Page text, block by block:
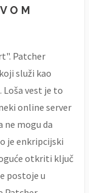
Patcher
služi kao
vest je to
online server
ne mogu da
je enkripcijski
otkriti ključ
postoje u